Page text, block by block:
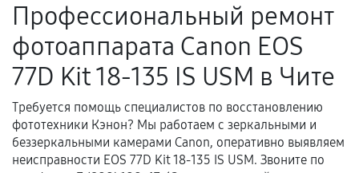
Поломка установленной детали при
нормальной эксплуатации в течение
гарантийного срока.
Несоответствие комплектующей заявленным
техническим характеристикам.
Профессиональный ремонт
фотоаппарата Canon EOS
77D Kit 18-135 IS USM в Чите
Требуется помощь специалистов по восстановлению
фототехники Кэнон? Мы работаем с зеркальными и
беззеркальными камерами Canon, оперативно выявляем
неисправности EOS 77D Kit 18-135 IS USM. Звоните по